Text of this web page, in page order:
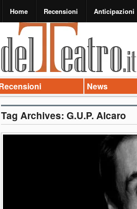
Home Recensioni Anticipazioni
News
Tag Archives: G.U.P. Alcaro